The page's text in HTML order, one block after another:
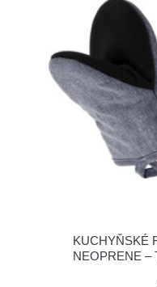
KUCHYŇSKÉ
NEOPRENE –